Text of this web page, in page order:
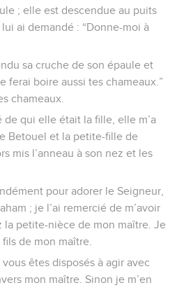
; elle est descendue au puits
ai demandé : “Donne-moi à
sa cruche de son épaule et
ferai boire aussi tes chameaux.”
chameaux.
de qui elle était la fille, elle m’a
Betouel et la petite-fille de
mis l’anneau à son nez et les
pour adorer le Seigneur,
; je l’ai remercié de m’avoir
la petite-nièce de mon maître. Je
de mon maître.
êtes disposés à agir avec
mon maître. Sinon je m’en